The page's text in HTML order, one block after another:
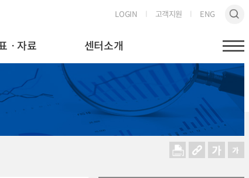
LOGIN 고객지원 ENG
ㆍ자료 센터소개